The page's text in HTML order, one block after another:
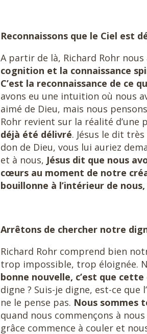
Reconnaissons que le Ciel est
A partir de là, Richard Rohr
cognition et la connaissance
C’est la reconnaissance de ce
avons eu une intuition où nous
aimé de Dieu, mais nous
Rohr revient sur la réalité d’une
déjà été délivré. Jésus le dit
don de Dieu, vous lui auriez
et à nous, Jésus dit que nous
cœurs au moment de notre
bouillonne à l’intérieur de
Arrêtons de chercher notre
Richard Rohr comprend bien
trop impossible, trop éloignée.
bonne nouvelle, c’est que
digne ? Suis-je digne, est-ce que
ne le pense pas. Nous sommes
quand nous commençons à
grâce commence à couler et